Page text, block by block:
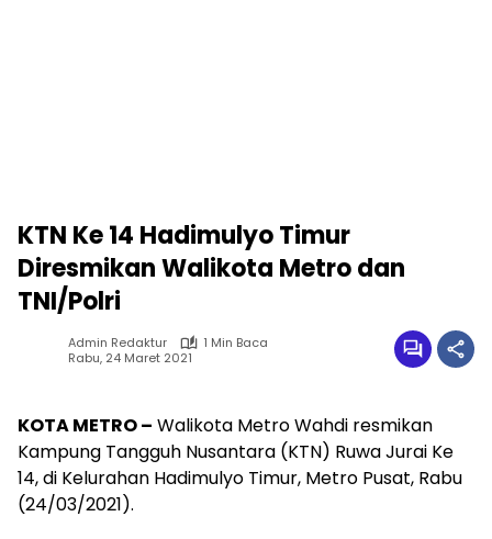
KTN Ke 14 Hadimulyo Timur
Diresmikan Walikota Metro dan
TNI/Polri
Admin Redaktur
1 Min Baca
Rabu, 24 Maret 2021
KOTA METRO – Walikota Metro Wahdi resmikan
Kampung Tangguh Nusantara (KTN) Ruwa Jurai Ke
14, di Kelurahan Hadimulyo Timur, Metro Pusat, Rabu
(24/03/2021).